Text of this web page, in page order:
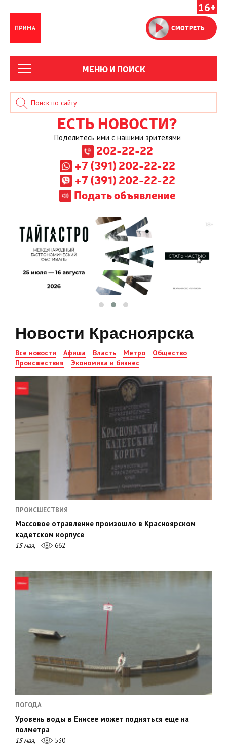
16+
СМОТРЕТЬ
МЕНЮ И ПОИСК
ЕСТЬ НОВОСТИ?
Поделитесь ими с нашими зрителями
202-22-22
+7 (391) 202-22-22
+7 (391) 202-22-22
Подать объявление
Новости Красноярска
Все новости Афиша Власть Метро
Общество
Происшествия
Экономика и бизнес
ПРОИСШЕСТВИЯ
Массовое отравление произошло в Красноярском
кадетском корпусе
15 мая, 662
ПОГОДА
Уровень воды в Енисее может подняться еще на
полметра
15 мая, 530